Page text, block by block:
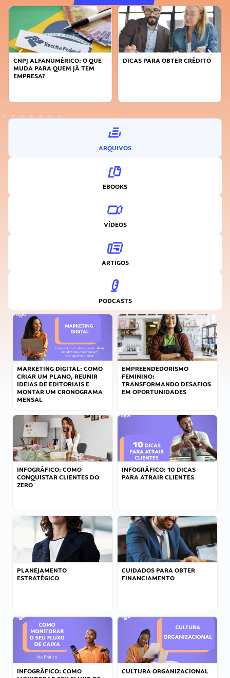
CNPJ ALFANUMÉRICO: O QUE
MUDA PARA QUEM JÁ TEM
EMPRESA?
DICAS PARA OBTER CRÉDITO
ARQUIVOS
EBOOKS
VÍDEOS
ARTIGOS
PODCASTS
MARKETING DIGITAL: COMO
CRIAR UM PLANO, REUNIR
IDEIAS DE EDITORIAIS E
MONTAR UM CRONOGRAMA
MENSAL
EMPREENDEDORISMO
FEMININO:
TRANSFORMANDO DESAFIOS
EM OPORTUNIDADES
INFOGRÁFICO: COMO
CONQUISTAR CLIENTES DO
ZERO
INFOGRÁFICO: 10 DICAS
PARA ATRAIR CLIENTES
PLANEJAMENTO
ESTRATÉGICO
CUIDADOS PARA OBTER
FINANCIAMENTO
INFOGRÁFICO: COMO
CULTURA ORGANIZACIONAL